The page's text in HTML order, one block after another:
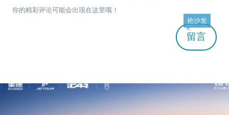
你的精彩评论可能会出现在这里哦！
留言
抢沙发